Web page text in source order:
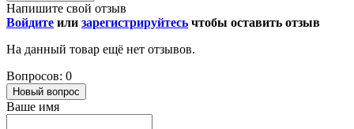
Напишите свой отзыв
Войдите или зарегистрируйтесь чтобы оставить отзыв
На данный товар ещё нет отзывов.
Вопросов: 0
Новый вопрос
Ваше имя